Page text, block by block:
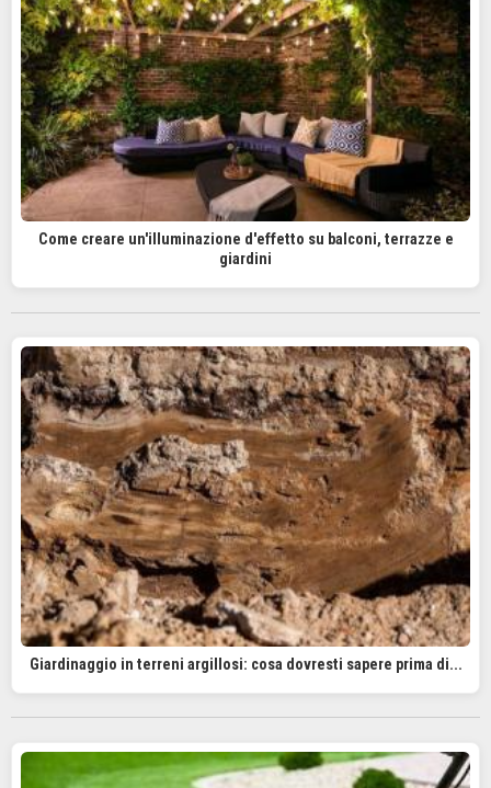
Come creare un'illuminazione d'effetto su balconi, terrazze e
giardini
Giardinaggio in terreni argillosi: cosa dovresti sapere prima di...